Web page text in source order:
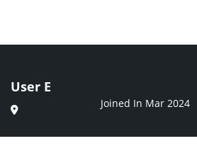
User E
Joined In Mar 2024